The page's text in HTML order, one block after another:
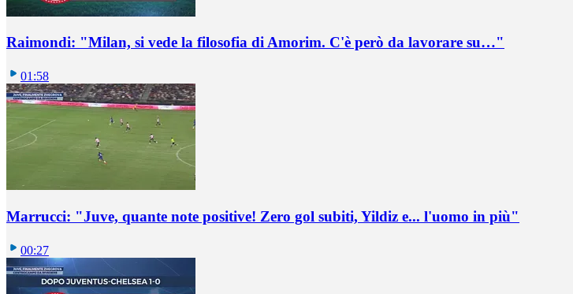
Raimondi: "Milan, si vede la filosofia di Amorim. C'è però da lavorare su…"
01:58
Marrucci: "Juve, quante note positive! Zero gol subiti, Yildiz e... l'uomo in più"
00:27